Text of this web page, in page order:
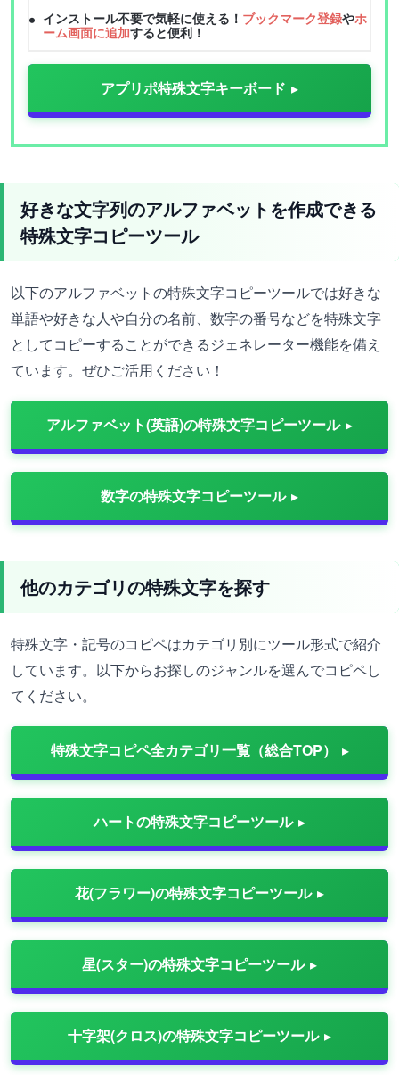
インストール不要で気軽に使える！ ブックマーク登録やホ
ーム画面に追加すると便利！
アプリポ特殊文字キーボード
好きな文字列のアルファベットを作成できる
特殊文字コピーツール
以下のアルファベットの特殊文字コピーツールでは好きな
単語や好きな人や自分の名前、数字の番号などを特殊文字
としてコピーすることができるジェネレーター機能を備え
ています。ぜひご活用ください！
アルファベット(英語)の特殊文字コピーツール
数字の特殊文字コピーツール
他のカテゴリの特殊文字を探す
特殊文字・記号のコピペはカテゴリ別にツール形式で紹介
しています。以下からお探しのジャンルを選んでコピペし
てください。
特殊文字コピペ全カテゴリ一覧（総合TOP）
ハートの特殊文字コピーツール
花(フラワー)の特殊文字コピーツール
星(スター)の特殊文字コピーツール
十字架(クロス)の特殊文字コピーツール